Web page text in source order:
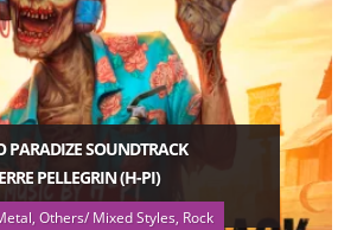
PARADIZE SOUNDTRACK
PELLEGRIN (H-PI)
Others/ Mixed Styles, Rock